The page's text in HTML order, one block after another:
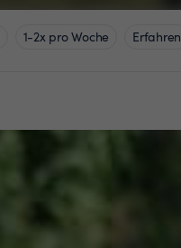
1-2x pro Woche Erfahren